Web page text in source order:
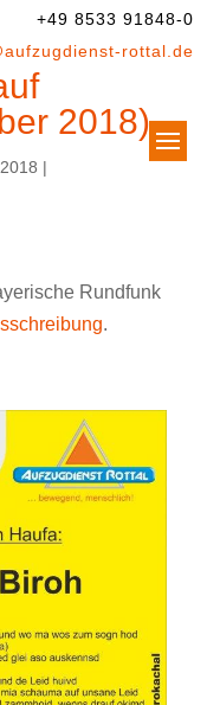
+49 8533 91848-0
rottal.de
2018)
|
Rundfunk
.